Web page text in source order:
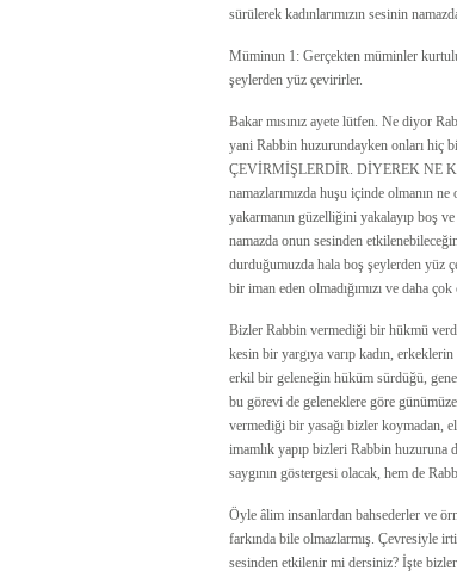
sürülerek kadınlarımızın sesinin
Müminun 1: Gerçekten müminler
şeylerden yüz çevirirler.
Bakar mısınız ayete lütfen. Ne diyor
yani Rabbin huzurundayken onları
ÇEVİRMİŞLERDİR. DİYEREK NE
namazlarımızda huşu içinde olmanın
yakarmanın güzelliğini yakalayıp boş ve
namazda onun sesinden
durduğumuzda hala boş şeylerden yüz
bir iman eden olmadığımızı ve daha
Bizler Rabbin vermediği bir hükmü
kesin bir yargıya varıp kadın,
erkil bir geleneğin hüküm sürdüğü,
bu görevi de geleneklere göre
vermediği bir yasağı bizler koymadan,
imamlık yapıp bizleri Rabbin huzuruna
saygının göstergesi olacak, hem de
Öyle âlim insanlardan bahsederler ve
farkında bile olmazlarmış. Çevresiyle
sesinden etkilenir mi dersiniz? İşte